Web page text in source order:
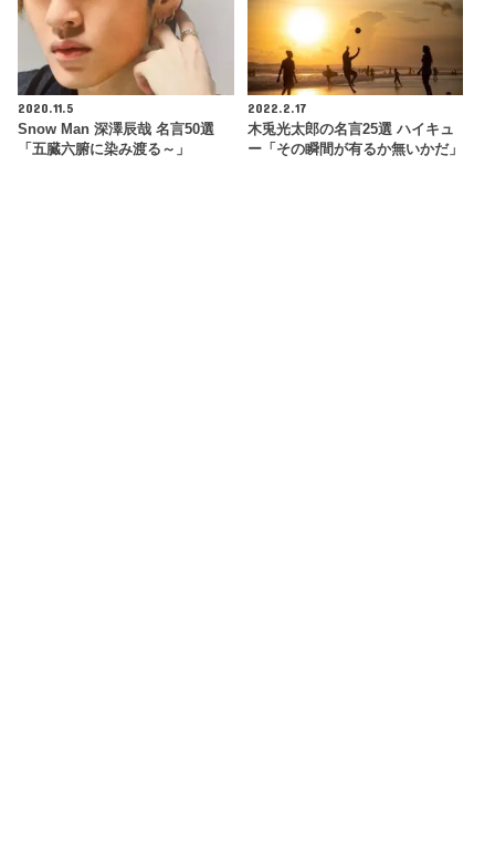
2020.11.5
Snow Man 深澤辰哉 名言50選
「五臓六腑に染み渡る～」
2022.2.17
木兎光太郎の名言25選 ハイキュ
ー「その瞬間が有るか無いかだ」